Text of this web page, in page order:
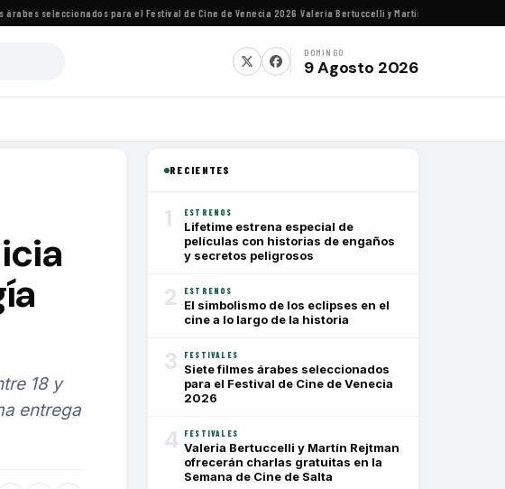
seleccionados para el Festival de Cine de Venecia 2026·Valeria Bertuccelli y Martín Rejtman ofrecerán
DOMINGO
9 Agosto 2026
18 y
entrega
RECIENTES
1 ESTRENOS
Lifetime estrena especial de
películas con historias de engaños
y secretos peligrosos
2 ESTRENOS
El simbolismo de los eclipses en el
cine a lo largo de la historia
3 FESTIVALES
Siete filmes árabes seleccionados
para el Festival de Cine de Venecia
2026
4 FESTIVALES
Valeria Bertuccelli y Martín Rejtman
ofrecerán charlas gratuitas en la
Semana de Cine de Salta